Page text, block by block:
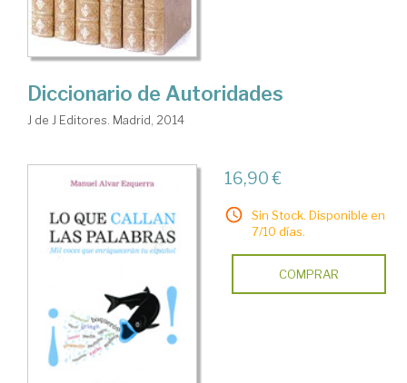
Diccionario de Autoridades
J de J Editores. Madrid, 2014
16,90 €
Sin Stock. Disponible en
7/10 días.
COMPRAR